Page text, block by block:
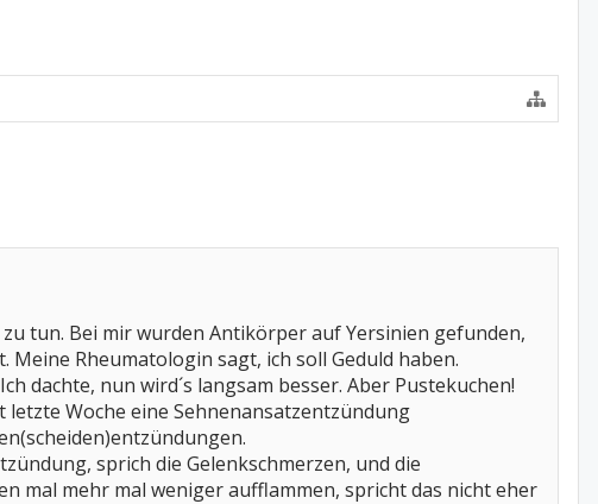
tun. Bei mir wurden Antikörper auf Yersinien gefunden,
Rheumatologin sagt, ich soll Geduld haben.
dachte, nun wird´s langsam besser. Aber Pustekuchen!
Woche eine Sehnenansatzentzündung
sprich die Gelenkschmerzen, und die
mal mehr mal weniger aufflammen, spricht das nicht eher